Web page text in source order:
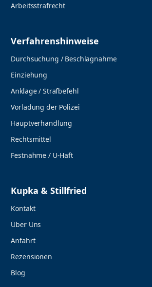
Arbeitsstrafrecht
Verfahrenshinweise
Durchsuchung / Beschlagnahme
Einziehung
Anklage / Strafbefehl
Vorladung der Polizei
Hauptverhandlung
Rechtsmittel
Festnahme / U-Haft
Kupka & Stillfried
Kontakt
Über Uns
Anfahrt
Rezensionen
Blog